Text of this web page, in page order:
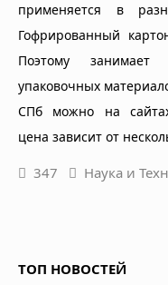
применяется в
Гофрированный
Поэтому
упаковочных
СПб можно на
цена зависит от
347 Наука и
ТОП НОВОСТЕЙ